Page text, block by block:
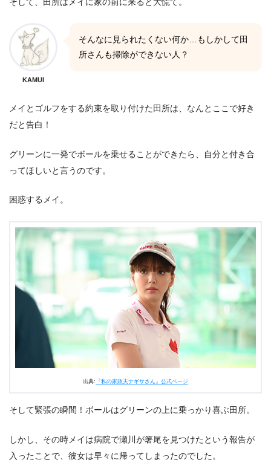
KAMUI
そんなに見られたくない何か…もしかして田
所さんも掃除ができない人？
メイとゴルフをする約束を取り付けた田所は、なんとここで好き
だと告白！
グリーンに一発でボールを乗せることができたら、自分と付き合
ってほしいと言うのです。
困惑するメイ。
出典: 『私の家政夫ナギサさん』公式ページ
そして緊張の瞬間！ボールはグリーンの上に乗っかり喜ぶ田所。
しかし、その時メイは病院で瀬川が箸尾を見つけたという報告が
入ったことで、彼女は早々に帰ってしまったのでした。